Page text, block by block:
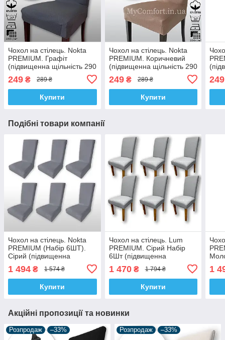
Чохол на стілець. Nokta
PREMIUM. Графіт
(підвищенна щільність 290
249 ₴ 289 ₴
Купити
Чохол на стілець. Nokta
PREMIUM. Коричневий
(підвищенна щільність 290
249₴ 289 ₴
Купити
249
Подібні товари компанії
Чохол на стілець. Nokta
PREMIUM (Набір 6ШТ).
Сірий (підвищенна
Туреччина)
1 494 ₴ 1 574 ₴
Купити
Чохол на стілець. Lum
PREMIUM. Сірий Набір
6Шт (підвищенна
Туреччина)
1 470₴ 1 794 ₴
Купити
1
Акційні пропозиції та новинки
Розпродаж –33% Розпродаж –33%